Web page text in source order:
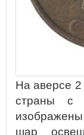
На аверсе 2
страны с
шар